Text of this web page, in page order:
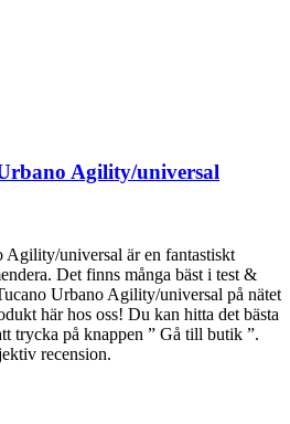
Agility/universal
Agility/universal är en fantastiskt
Det finns många bäst i test &
Urbano Agility/universal på nätet
här hos oss! Du kan hitta det bästa
trycka på knappen ” Gå till butik ”.
recension.